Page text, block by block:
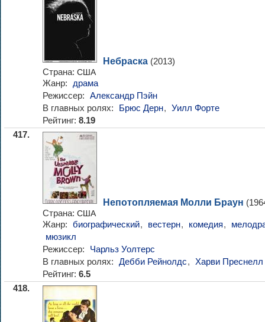
Небраска (2013)
Страна: США
Жанр:
драма
Режиссер: Александр Пэйн
В главных ролях:
Брюс Дерн, Уилл Форте
Рейтинг: 8.19
417.
Непотопляемая Молли Браун
Страна: США
Жанр: биографический, вестерн, комедия,
мюзикл
Режиссер:
Чарльз Уолтерс
В главных ролях: Дебби Рейнолдс, Харви Преснелл
Рейтинг: 6.5
418.